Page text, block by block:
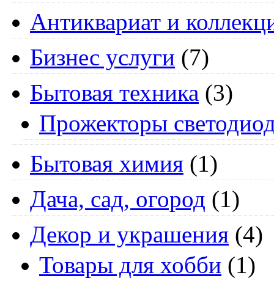
Антиквариат и
Бизнес услуги (7)
Бытовая техника (3)
Прожекторы
Бытовая химия (1)
Дача, сад, огород (1)
Декор и украшения (4)
Товары для хобби (1)